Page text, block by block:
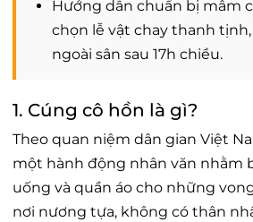
Hướng dẫn chuẩn bị mâm
chọn lễ vật chay thanh
ngoài sân sau 17h chiều.
1. Cúng cô hồn là gì?
Theo quan niệm dân gian Việt
một hành động nhân văn nhằm
uống và quần áo cho những
nơi nương tựa, không có thân